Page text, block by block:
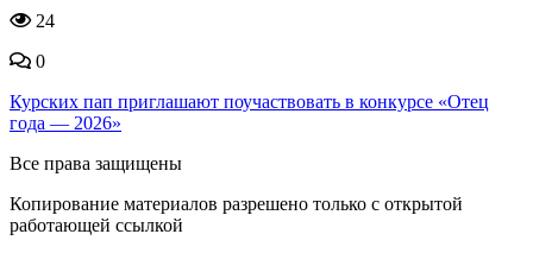
24
0
Курских пап приглашают поучаствовать в конкурсе «Отец
года — 2026»
Все права защищены
Копирование материалов разрешено только с открытой
работающей ссылкой